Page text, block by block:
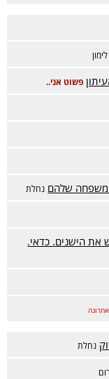
פשוט אני..
המשפחה שלהם נחלת
את הישנים. כדאי.
אחרונה
נחלת